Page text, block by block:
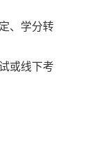
、学分转
或线下考